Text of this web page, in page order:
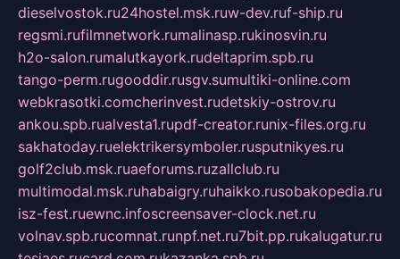
dieselvostok.ru24hostel.msk.ruw-dev.ruf-ship.ru
regsmi.rufilmnetwork.rumalinasp.rukinosvin.ru
h2o-salon.rumalutkayork.rudeltaprim.spb.ru
tango-perm.rugooddir.rusgv.sumultiki-online.com
webkrasotki.comcherinvest.rudetskiy-ostrov.ru
ankou.spb.rualvesta1.rupdf-creator.runix-files.org.ru
sakhatoday.ruelektrikersymboler.rusputnikyes.ru
golf2club.msk.ruaeforums.ruzallclub.ru
multimodal.msk.ruhabaigry.ruhaikko.rusobakopedia.ru
isz-fest.ruewnc.infoscreensaver-clock.net.ru
volnav.spb.rucomnat.runpf.net.ru7bit.pp.rukalugatur.ru